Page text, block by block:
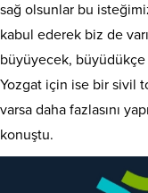
sağ olsunlar bu
kabul ederek biz de
büyüyecek,
Yozgat için ise bir sivil
varsa daha fazlasını
konuştu.